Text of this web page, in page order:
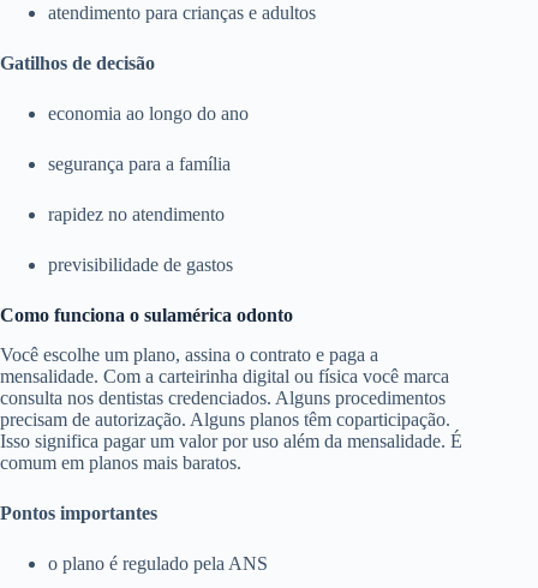
atendimento para crianças e adultos
Gatilhos de decisão
economia ao longo do ano
segurança para a família
rapidez no atendimento
previsibilidade de gastos
Como funciona o sulamérica odonto
Você escolhe um plano, assina o contrato e paga a
mensalidade. Com a carteirinha digital ou física você marca
consulta nos dentistas credenciados. Alguns procedimentos
precisam de autorização. Alguns planos têm coparticipação.
Isso significa pagar um valor por uso além da mensalidade. É
comum em planos mais baratos.
Pontos importantes
o plano é regulado pela ANS